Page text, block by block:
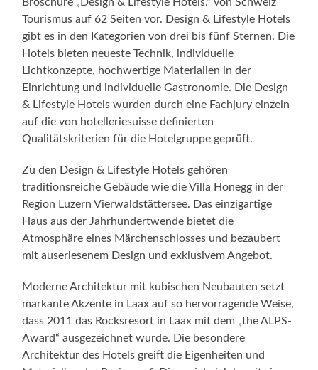
Tourismus auf 62 Seiten vor. Design & Lifestyle Hotels
gibt es in den Kategorien von drei bis fünf Sternen. Die
Hotels bieten neueste Technik, individuelle
Lichtkonzepte, hochwertige Materialien in der
Einrichtung und individuelle Gastronomie. Die Design
& Lifestyle Hotels wurden durch eine Fachjury einzeln
auf die von hotelleriesuisse definierten
Qualitätskriterien für die Hotelgruppe geprüft.
Zu den Design & Lifestyle Hotels gehören
traditionsreiche Gebäude wie die Villa Honegg in der
Region Luzern Vierwaldstättersee. Das einzigartige
Haus aus der Jahrhundertwende bietet die
Atmosphäre eines Märchenschlosses und bezaubert
mit auserlesenem Design und exklusivem Angebot.
Moderne Architektur mit kubischen Neubauten setzt
markante Akzente in Laax auf so hervorragende Weise,
dass 2011 das Rocksresort in Laax mit dem „the ALPS-
Award“ ausgezeichnet wurde. Die besondere
Architektur des Hotels greift die Eigenheiten und